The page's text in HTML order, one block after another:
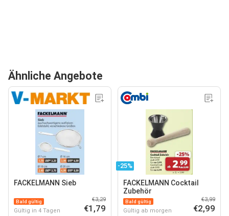
Ähnliche Angebote
FACKELMANN Sieb
Bald gültig
Gültig in 4 Tagen
€3,29
€1,79
-25%
FACKELMANN Cocktail
Zubehör
Bald gültig
Gültig ab morgen
€3,99
€2,99